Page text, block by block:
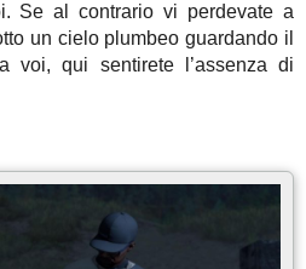
Se al contrario vi perdevate a
un cielo plumbeo guardando il
voi, qui sentirete l’assenza di